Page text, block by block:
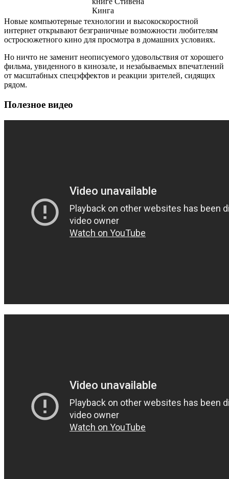
Кинга
Новые компьютерные технологии и высокоскоростной
интернет открывают безграничные возможности любителям
остросюжетного кино для просмотра в домашних условиях.
Но ничто не заменит неописуемого удовольствия от хорошего
фильма, увиденного в кинозале, и незабываемых впечатлений
от масштабных спецэффектов и реакции зрителей, сидящих
рядом.
Полезное видео